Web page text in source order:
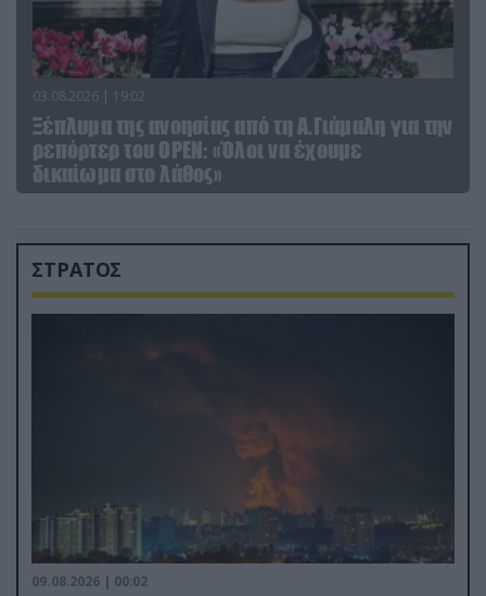
03.08.2026 | 19:02
Ξέπλυμα της ανοησίας από τη Α.Γιάμαλη για την
ρεπόρτερ του ΟΡΕΝ: «Όλοι να έχουμε
δικαίωμα στο λάθος»
ΣΤΡΑΤΟΣ
09.08.2026 | 00:02